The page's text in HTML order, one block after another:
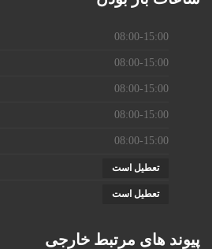
08:00-15:00
08:00-15:00
08:00-15:00
08:00-15:00
08:00-15:00
تعطیل است
تعطیل است
پیوند های مرتبط خارجی